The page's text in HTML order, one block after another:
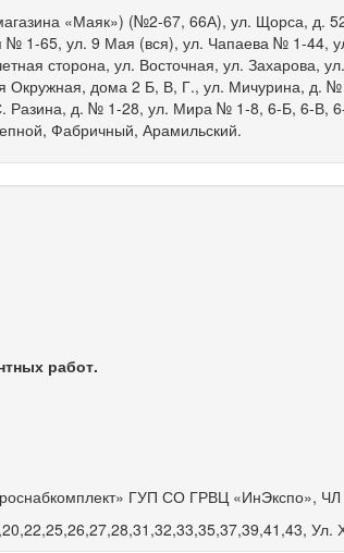
«Маяк») (№2-67, 66А), ул. Щорса, д.
№ 1-65, ул. 9 Мая (вся), ул. Чапаева № 1-44,
сторона, ул. Восточная, ул. Захарова,
Окружная, дома 2 Б, В, Г., ул. Мичурина, д.
Разина, д. № 1-28, ул. Мира № 1-8, 6-Б, 6-В,
Фабричный, Арамильский.
работ.
ГУП СО ГРВЦ «ИнЭкспо»,
Ул.